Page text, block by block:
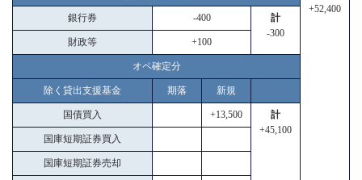
+52,400
銀行券 -400
計
-300
財政等 +100
オペ確定分
除く貸出支援基金 期落 新規
国債買入 +13,500
計
+45,100
国庫短期証券買入
国庫短期証券売却